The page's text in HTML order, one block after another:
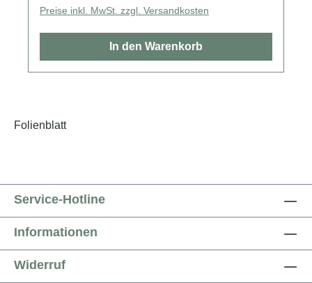
Preise inkl. MwSt. zzgl. Versandkosten
In den Warenkorb
Folienblatt
Service-Hotline
Informationen
Widerruf